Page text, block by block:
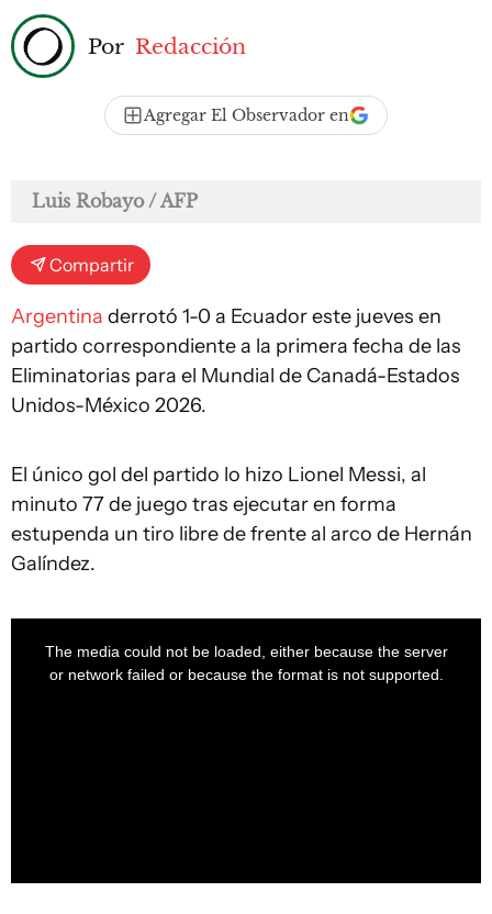
Por Redacción
Agregar El Observador en
Luis Robayo / AFP
Compartir
Argentina derrotó 1-0 a Ecuador este jueves en
partido correspondiente a la primera fecha de las
Eliminatorias para el Mundial de Canadá-Estados
Unidos-México 2026.
El único gol del partido lo hizo Lionel Messi, al
minuto 77 de juego tras ejecutar en forma
estupenda un tiro libre de frente al arco de Hernán
Galíndez.
The media could not be loaded, either because the server
or network failed or because the format is not supported.